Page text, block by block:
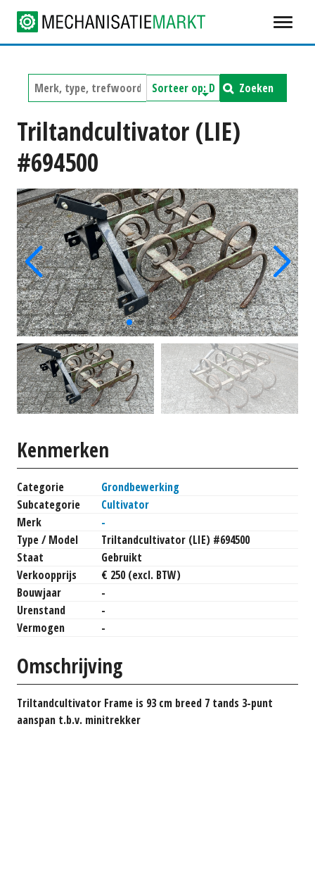
Zoeken
Triltandcultivator (LIE)
#694500
Kenmerken
Categorie
Grondbewerking
Subcategorie
Cultivator
Merk
-
Type / Model
Triltandcultivator (LIE) #694500
Staat
Gebruikt
Verkoopprijs
€ 250 (excl. BTW)
Bouwjaar
-
Urenstand
-
Vermogen
-
Omschrijving
Triltandcultivator Frame is 93 cm breed 7 tands 3-punt
aanspan t.b.v. minitrekker